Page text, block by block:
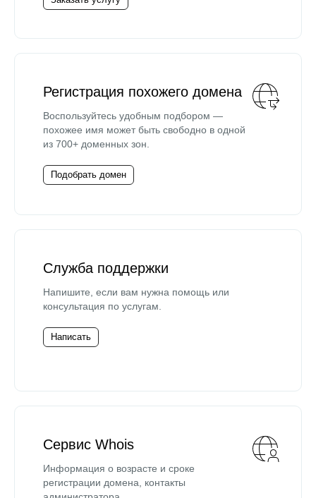
Регистрация похожего домена
Воспользуйтесь удобным подбором —
похожее имя может быть свободно в одной
из 700+ доменных зон.
Подобрать домен
Служба поддержки
Напишите, если вам нужна помощь или
консультация по услугам.
Написать
Сервис Whois
Информация о возрасте и сроке
регистрации домена, контакты